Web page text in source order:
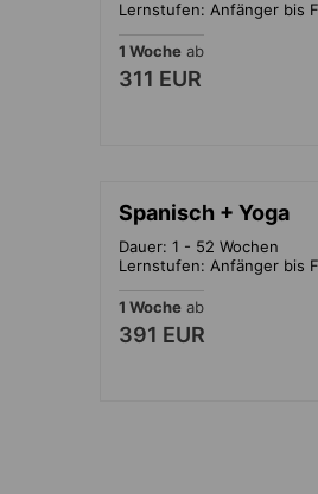
Lernstufen: Anfänger bis
1 Woche ab
311 EUR
Spanisch + Yoga
Dauer: 1 - 52 Wochen
Lernstufen: Anfänger bis
1 Woche ab
391 EUR